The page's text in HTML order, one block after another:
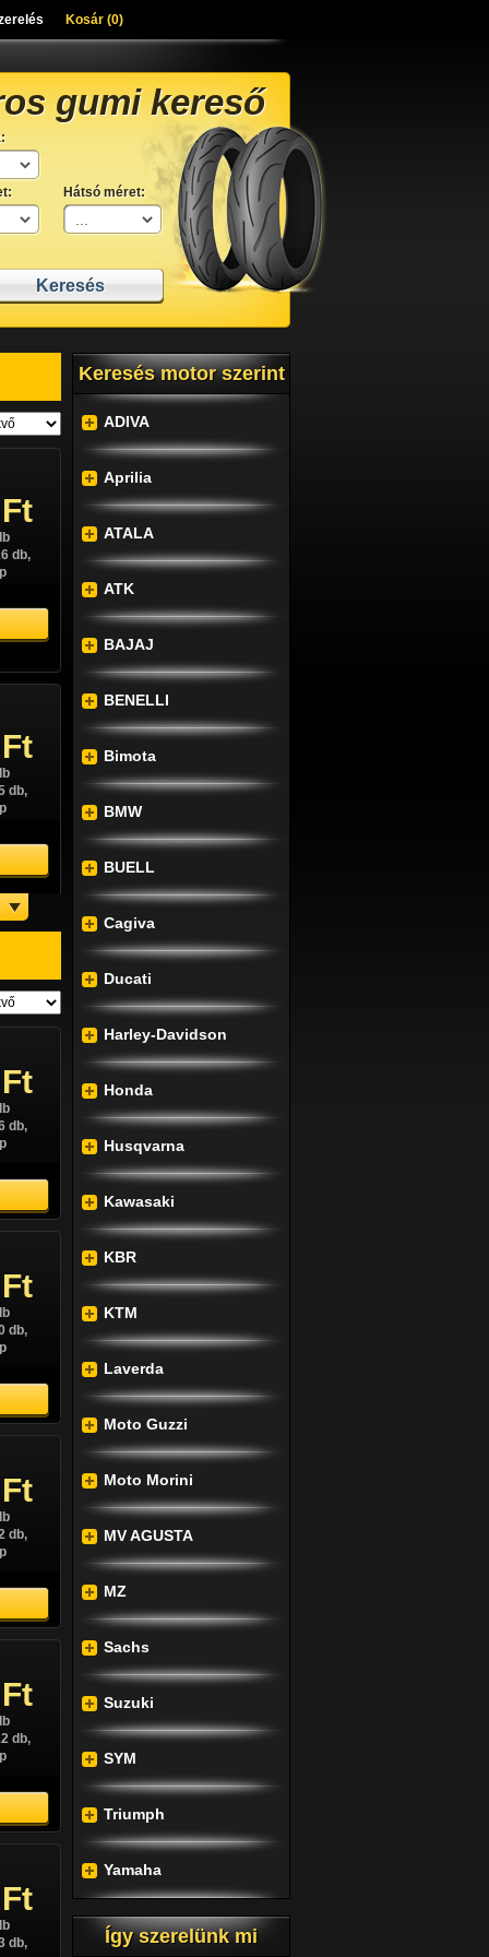
Kosár (0)
gumi kereső
Hátsó méret:
db,
db,
db,
db,
db,
db,
db,
db,
db,
db,
Keresés motor szerint
ADIVA
Aprilia
ATALA
ATK
BAJAJ
BENELLI
Bimota
BMW
BUELL
Cagiva
Ducati
Harley-Davidson
Honda
Husqvarna
Kawasaki
KBR
KTM
Laverda
Moto Guzzi
Moto Morini
MV AGUSTA
MZ
Sachs
Suzuki
SYM
Triumph
Yamaha
Így szerelünk mi